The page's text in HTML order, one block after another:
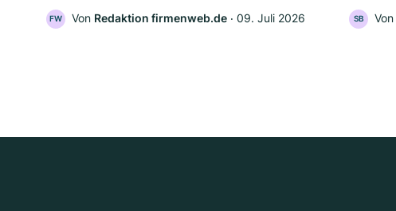
FW Von Redaktion firmenweb.de ‧ 09. Juli 2026 SB Von